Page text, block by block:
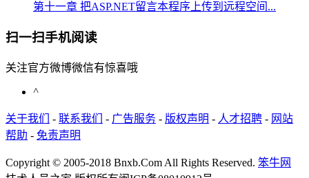
第十一章 把ASP.NET留言本程序上传到远程空间...
扫一扫手机阅读
关注官方微博微信有惊喜哦
^
关于我们 - 联系我们 - 广告服务 - 版权声明 - 人才招聘 - 网站
帮助 - 免责声明
Copyright © 2005-2018 Bnxb.Com All Rights Reserved. 笨牛网